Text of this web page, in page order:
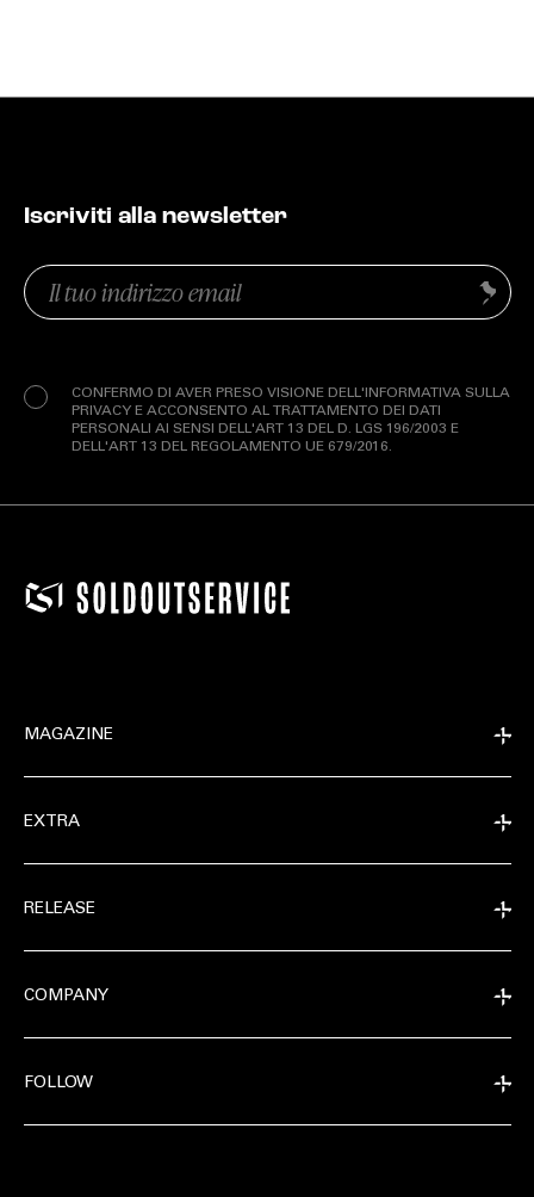
Iscriviti alla newsletter
Email
(Obbligatorio)
CONFERMO DI AVER PRESO VISIONE DELL'INFORMATIVA SULLA
PRIVACY E ACCONSENTO AL TRATTAMENTO DEI DATI
PERSONALI AI SENSI DELL'ART 13 DEL D. LGS 196/2003 E
DELL'ART 13 DEL REGOLAMENTO UE 679/2016.
Invia
MAGAZINE
EXTRA
RELEASE
COMPANY
FOLLOW